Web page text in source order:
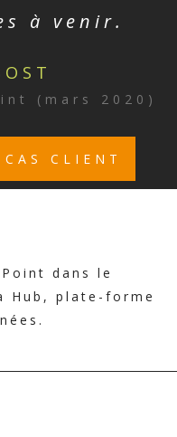
à venir.
(mars 2020)
CLIENT
dans le
Hub, plate-forme